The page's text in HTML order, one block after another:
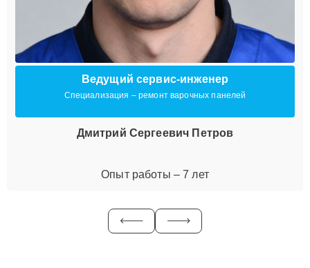
Ведущий сервис-инженер
Специализация – ремонт варочных панелей
Дмитрий Сергеевич Петров
Опыт работы – 7 лет